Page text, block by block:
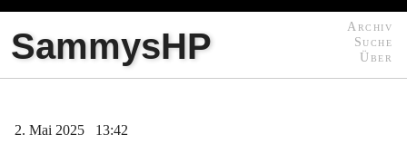
Archiv
Suche
Über
SammysHP
2 Mai 2025 13:42